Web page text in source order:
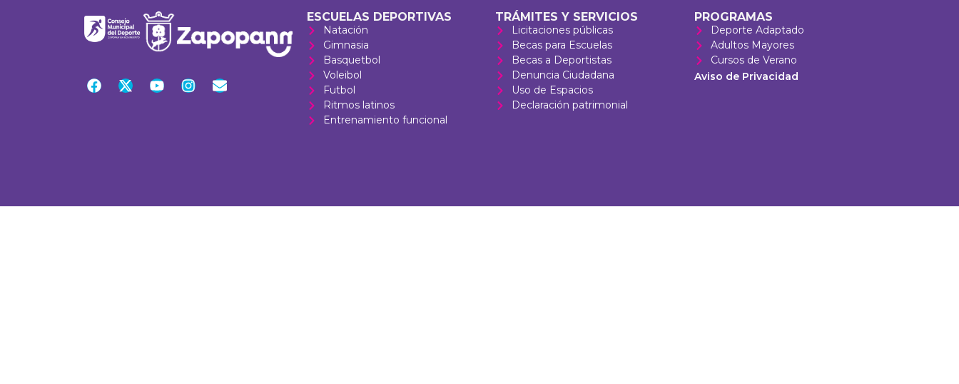
ESCUELAS DEPORTIVAS
Natación
Gimnasia
Basquetbol
Voleibol
Futbol
Ritmos latinos
Entrenamiento funcional
TRÁMITES Y SERVICIOS
Licitaciones públicas
Becas para Escuelas
Becas a Deportistas
Denuncia Ciudadana
Uso de Espacios
Declaración patrimonial
PROGRAMAS
Deporte Adaptado
Adultos Mayores
Cursos de Verano
Aviso de Privacidad